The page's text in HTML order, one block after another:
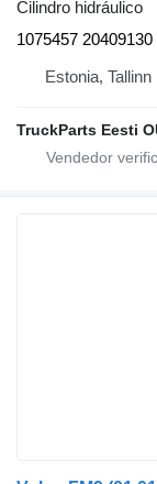
Cilindro hidráulico
1075457 20409130
Estonia, Tallinn
TruckParts Eesti